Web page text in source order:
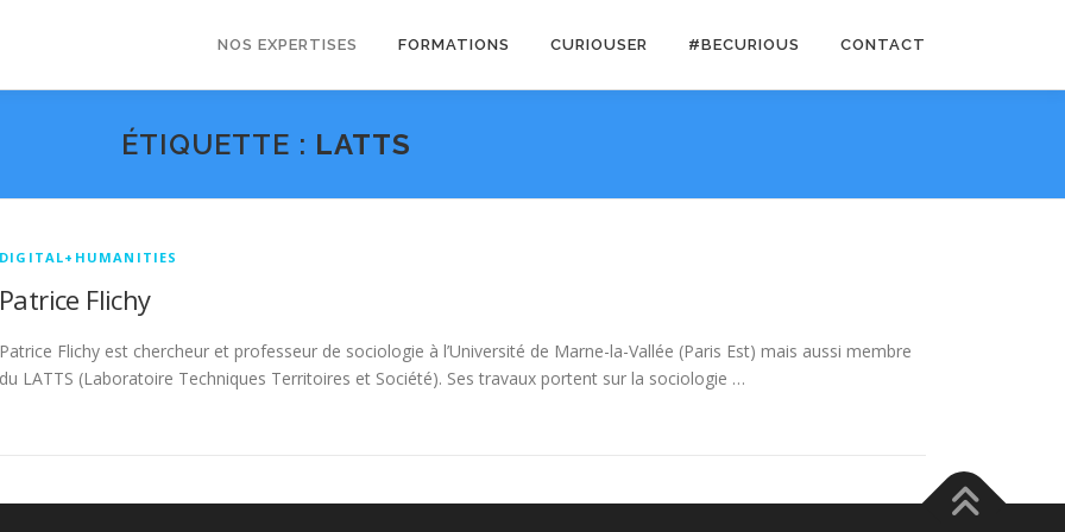
NOS EXPERTISES FORMATIONS CURIOUSER #BECURIOUS CONTACT
ÉTIQUETTE : LATTS
DIGITAL+HUMANITIES
Patrice Flichy
Patrice Flichy est chercheur et professeur de sociologie à l’Université de Marne-la-Vallée (Paris Est) mais aussi membre
du LATTS (Laboratoire Techniques Territoires et Société). Ses travaux portent sur la sociologie …